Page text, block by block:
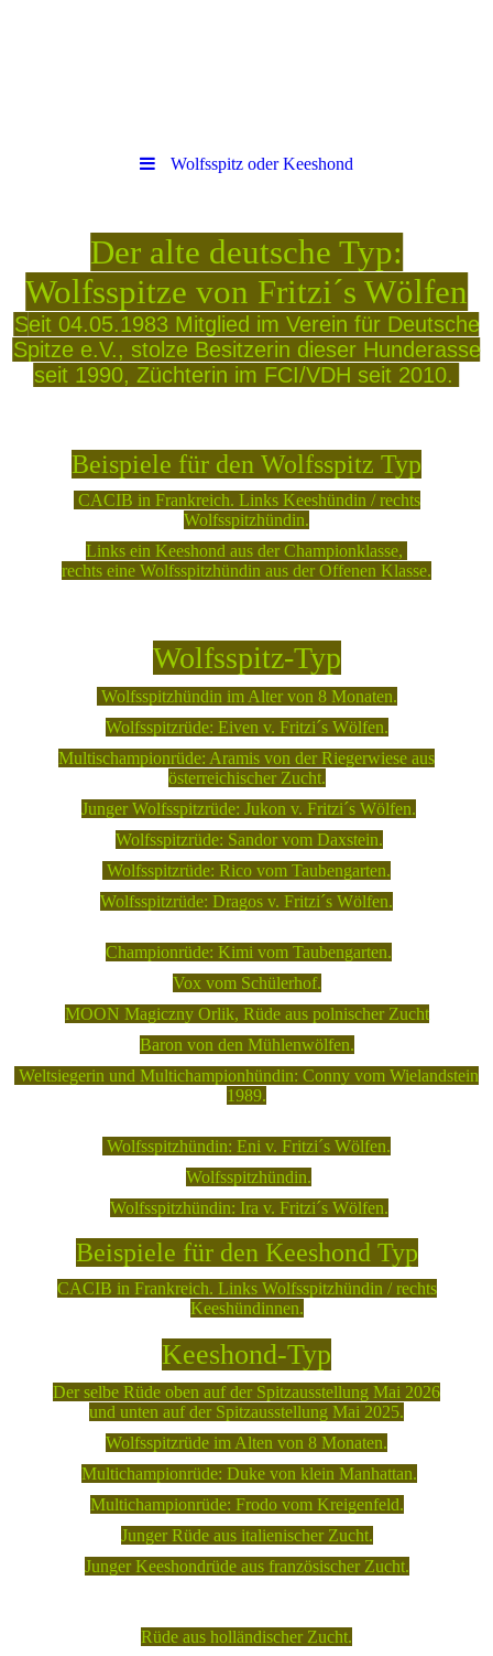
Wolfsspitz oder Keeshond
Der alte deutsche Typ:
Wolfsspitze von Fritzi´s Wölfen
Seit 04.05.1983 Mitglied im Verein für Deutsche
Spitze e.V., stolze Besitzerin dieser Hunderasse
seit 1990, Züchterin im FCI/VDH seit 2010.
Beispiele für den Wolfsspitz Typ
CACIB in Frankreich. Links Keeshündin / rechts
Wolfsspitzhündin.
Links ein Keeshond aus der Championklasse,
rechts eine Wolfsspitzhündin aus der Offenen Klasse.
Wolfsspitz-Typ
Wolfsspitzhündin im Alter von 8 Monaten.
Wolfsspitzrüde: Eiven v. Fritzi´s Wölfen.
Multischampionrüde: Aramis von der Riegerwiese aus
österreichischer Zucht.
Junger Wolfsspitzrüde: Jukon v. Fritzi´s Wölfen.
Wolfsspitzrüde: Sandor vom Daxstein.
Wolfsspitzrüde: Rico vom Taubengarten.
Wolfsspitzrüde: Dragos v. Fritzi´s Wölfen.
Championrüde: Kimi vom Taubengarten.
Vox vom Schülerhof.
MOON Magiczny Orlik, Rüde aus polnischer Zucht
Baron von den Mühlenwölfen.
Weltsiegerin und Multichampionhündin: Conny vom Wielandstein
1989.
Wolfsspitzhündin: Eni v. Fritzi´s Wölfen.
Wolfsspitzhündin.
Wolfsspitzhündin: Ira v. Fritzi´s Wölfen.
Beispiele für den Keeshond Typ
CACIB in Frankreich. Links Wolfsspitzhündin / rechts
Keeshündinnen.
Keeshond-Typ
Der selbe Rüde oben auf der Spitzausstellung Mai 2026
und unten auf der Spitzausstellung Mai 2025.
Wolfsspitzrüde im Alten von 8 Monaten.
Multichampionrüde: Duke von klein Manhattan.
Multichampionrüde: Frodo vom Kreigenfeld.
Junger Rüde aus italienischer Zucht.
Junger Keeshondrüde aus französischer Zucht.
Rüde aus holländischer Zucht.